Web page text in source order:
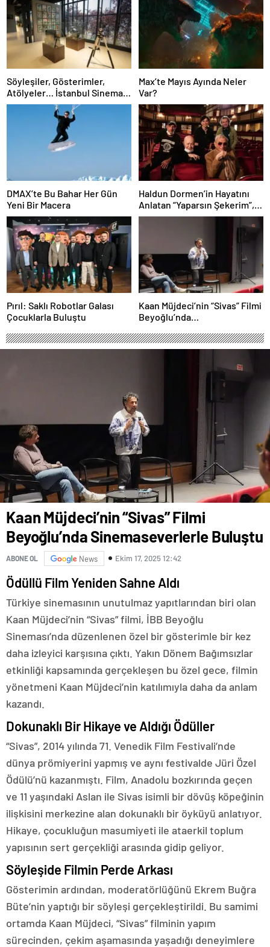
Söyleşiler, Gösterimler,
Atölyeler… İstanbul Sinema
Ofisi’nde Ücretsiz Etkinlikler
Max’te Mayıs Ayında Neler
Var?
DMAX’te Bu Bahar Her Gün
Yeni Bir Macera
Haldun Dormen’in Hayatını
Anlatan “Yaparsın Şekerim”,
27 Mart Dünya Tiyatro
Pırıl: Saklı Robotlar Galası
Çocuklarla Buluştu
Kaan Müjdeci’nin “Sivas” Filmi
Beyoğlu’nda
Kaan Müjdeci’nin “Sivas” Filmi
Beyoğlu’nda Sinemaseverlerle Buluştu
ABONE OL News Ekim 17, 2025 12:42
Ödüllü Film Yeniden Sahne Aldı
Türkiye sinemasının unutulmaz yapıtlarından biri olan
Kaan Müjdeci’nin “Sivas” filmi, İBB Beyoğlu
Sineması’nda düzenlenen özel bir gösterimle bir kez
daha izleyici karşısına çıktı. Yakın Dönem Bağımsızlar
etkinliği kapsamında gerçekleşen bu özel gece, filmin
yönetmeni Kaan Müjdeci’nin katılımıyla daha da anlam
kazandı.
Dokunaklı Bir Hikaye ve Aldığı Ödüller
“Sivas”, 2014 yılında 71. Venedik Film Festivali’nde
dünya prömiyerini yapmış ve aynı festivalde Jüri Özel
Ödülü’nü kazanmıştı. Film, Anadolu bozkırında geçen
ve 11 yaşındaki Aslan ile Sivas isimli bir dövüş köpeğinin
ilişkisini merkezine alan dokunaklı bir öyküyü anlatıyor.
Hikaye, çocukluğun masumiyeti ile ataerkil toplum
yapısının sert gerçekliği arasında gidip geliyor.
Söyleşide Filmin Perde Arkası
Gösterimin ardından, moderatörlüğünü Ekrem Buğra
Büte’nin yaptığı bir söyleşi gerçekleştirildi. Bu samimi
ortamda Kaan Müjdeci, “Sivas” filminin yapım
sürecinden, çekim aşamasında yaşadığı deneyimlere